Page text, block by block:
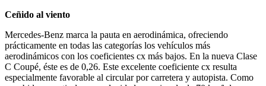
Ceñido al viento
Mercedes-Benz marca la pauta en aerodinámica, ofreciendo
prácticamente en todas las categorías los vehículos más
aerodinámicos con los coeficientes cx más bajos. En la nueva Clase
C Coupé, éste es de 0,26. Este excelente coeficiente cx resulta
especialmente favorable al circular por carretera y autopista. Como